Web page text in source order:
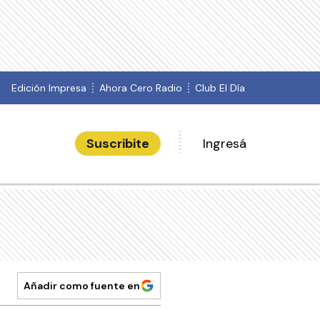
Edición Impresa Ahora Cero Radio Club El Día
Suscribite Ingresá
Añadir como fuente en